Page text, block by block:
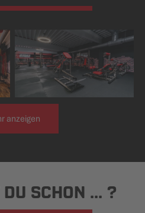
anzeigen
SCHON ... ?